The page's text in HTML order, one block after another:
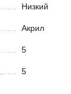
Низкий
Акрил
5
5